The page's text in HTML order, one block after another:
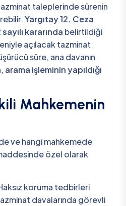
taleplerinde sürenin
Yargıtay 12. Ceza
kararında belirtildiği
açılacak tazminat
süre, ana davanın
arama işleminin yapıldığı
Mahkemenin
ve hangi mahkemede
özel olarak
koruma tedbirleri
davalarında görevli